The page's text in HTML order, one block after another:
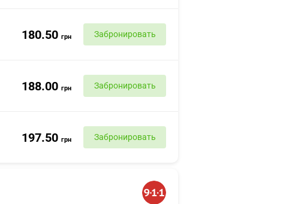
180.50 грн Забронировать
188.00 грн Забронировать
197.50 грн Забронировать